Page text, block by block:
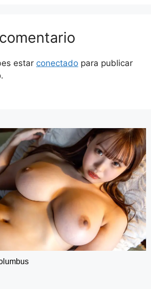
estar conectado para publicar